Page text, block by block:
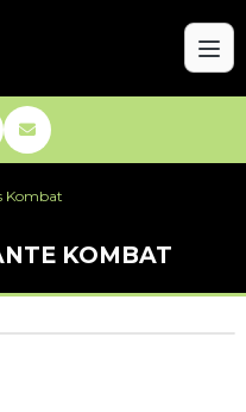
Kombat
KOMBAT